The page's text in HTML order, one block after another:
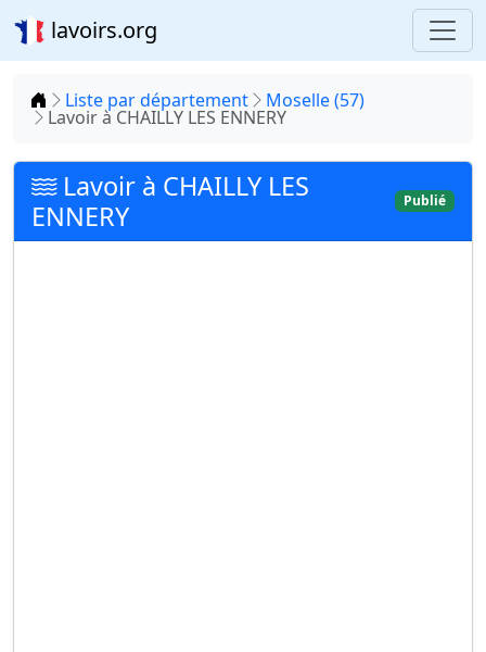
lavoirs.org
Accueil
Liste par département Moselle (57)
Lavoir à CHAILLY LES ENNERY
Lavoir à CHAILLY LES
ENNERY
Publié